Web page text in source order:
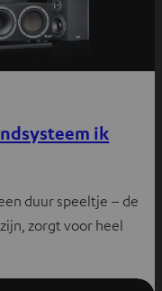
ik
duur speeltje – de
zorgt voor heel